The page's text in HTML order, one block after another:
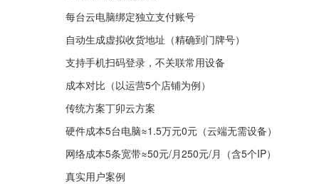
每台云电脑绑定独立支付账号
自动生成虚拟收货地址（精确到门牌号）
支持手机扫码登录，不关联常用设备
成本对比（以运营5个店铺为例）
传统方案丁卯云方案
硬件成本5台电脑≈1.5万元0元（云端无需设备）
网络成本5条宽带≈50元/月250元/月（含5个IP）
真实用户案例